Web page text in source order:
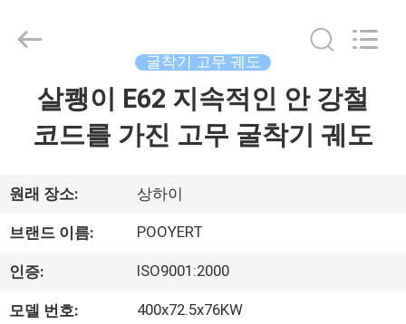
품
회
사
Shanghai
Reserved.
굴착기 고무 궤도
살쾡이 E62 지속적인 안 강철
코드를 가진 고무 굴착기 궤도
원래 장소: 상하이
브랜드 이름: POOYERT
인증: ISO9001:2000
모델 번호: 400x72.5x76KW